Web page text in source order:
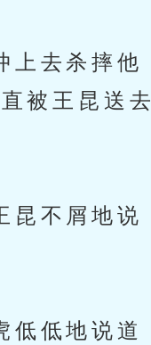
去杀摔他
被王昆送去
不屑地说
低地说道